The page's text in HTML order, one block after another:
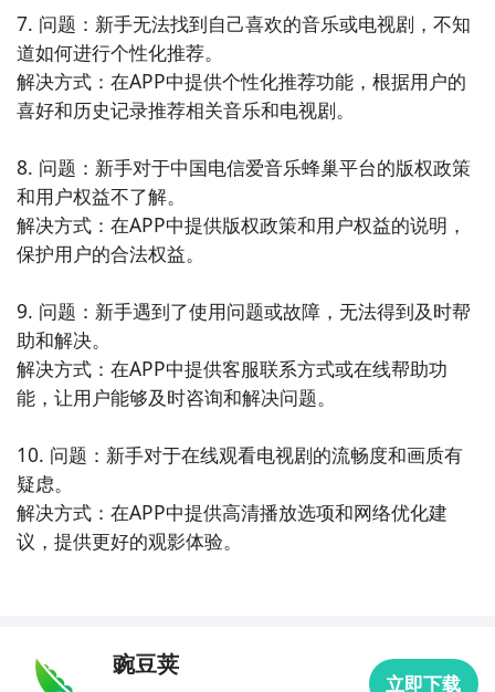
11. 《经典名著》：这款小说类APP收录
7. 问题：新手无法找到自己喜欢的音乐或电视剧，不知
道如何进行个性化推荐。
解决方式：在APP中提供个性化推荐功能，根据用户的
喜好和历史记录推荐相关音乐和电视剧。
8. 问题：新手对于中国电信爱音乐蜂巢平台的版权政策
和用户权益不了解。
解决方式：在APP中提供版权政策和用户权益的说明，
保护用户的合法权益。
9. 问题：新手遇到了使用问题或故障，无法得到及时帮
助和解决。
解决方式：在APP中提供客服联系方式或在线帮助功
能，让用户能够及时咨询和解决问题。
10. 问题：新手对于在线观看电视剧的流畅度和画质有
疑虑。
解决方式：在APP中提供高清播放选项和网络优化建
议，提供更好的观影体验。
豌豆荚
立即下载